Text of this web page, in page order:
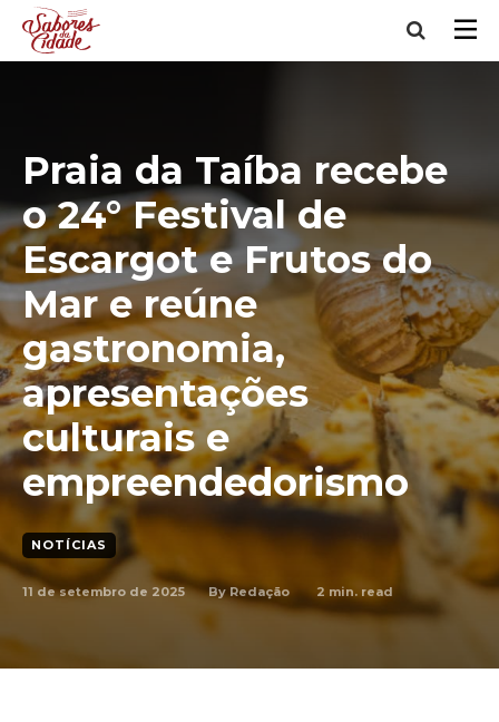
Praia da Taíba recebe
o 24° Festival de
Escargot e Frutos do
Mar e reúne
gastronomia,
apresentações
culturais e
empreendedorismo
NOTÍCIAS
11 de setembro de 2025 By Redação 2 min. read